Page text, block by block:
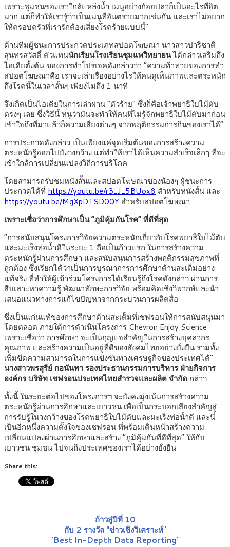
เพราะชุมชนของเราใกล้แหล่งน้ำ เมนูอย่างก้อยปลาก็เป็นอะไรที่ฮิต
มาก แต่ก็ทำให้เรารู้ว่าเป็นเมนูที่อันตรายมากเช่นกัน และเราไม่อยาก
ให้ครอบครัวที่เรารักต้องเสี่ยงโรคร้ายแบบนี้”
ด้านทีมผู้ชนะการประกวดประเภทสปอตโฆษณา นาวสาวปาริชาติ
สุนทรสวัสดิ์ ตัวแทนนักเรียนโรงเรียนชุมแพวิทยายนได้กล่าวเสริมถึง
ไอเดียตั้งต้น ของการทำโปรเจคดังกล่าวว่า “ความท้าทายของการทำ
สปอตโฆษณาคือ เราจะเล่าเรื่องอย่างไรให้คนดูเห็นภาพและตระหนัก
ถึงโรคนี้ในเวลาสั้นๆ เพียงไม่ถึง 1 นาที
จึงเกิดเป็นไอเดียในการเล่าผ่าน “ตัวร้าย” ซึ่งก็คือเจ้าพยาธิใบไม้ตับ
ตรงๆ เลย ซึ่งวิธีนี้ หนูว่ามันจะทำให้คนที่ไม่รู้จักพยาธิใบไม้ตับมาก่อน
เข้าใจถึงที่มาแล้วก็ความเสี่ยงต่างๆ จากพฤติกรรมการกินของเราได้”
การประกวดดังกล่าว เป็นเพียงแค่จุดเริ่มต้นของการสร้างความ
ตระหนักรู้ออกไปยังวงกว้าง แต่ทำให้เราได้เห็นความสำเร็จเล็กๆ ที่จะ
เข้าใกล้การเปลี่ยนแปลงวิถีการบริโภค
โดยสามารถรับชมหนังสั้นและสปอตโฆษณาของน้องๆ ผู้ชนะการ
ประกวดได้ที่ https://youtu.be/r3_J_5BUox8 สำหรับหนังสั้น และ
https://youtu.be/MgXpDTSD00Y สำหรับสปอตโฆษณา
เพราะเชื่อว่าการศึกษาเป็น “ภูมิคุ้มกันโรค” ที่ดีที่สุด
“การสนับสนุนโครงการวิจัยความตระหนักเกี่ยวกับโรคพยาธิใบไม้ตับ
และมะเร็งท่อน้ำดีในระยะ 1 ถือเป็นก้าวแรก ในการสร้างความ
ตระหนักรู้ผ่านการศึกษา และสนับสนุนการสร้างพฤติกรรมสุขภาพที่
ถูกต้อง ซึ่งเรียกได้ว่าเป็นการบูรณาการการศึกษาด้านสะเต็มอย่าง
แท้จริง ที่ทำให้ผู้เข้าร่วมโครงการได้เรียนรู้ถึงโรคดังกล่าว ผ่านการ
สืบเสาะหาความรู้ พัฒนาทักษะการวิจัย พร้อมคิดเชิงวิพากษ์และนำ
เสนอแนวทางการแก้ไขปัญหาจากกระบวนการผลิตสื่อ
ซึ่งเป็นแก่นแท้ของการศึกษาด้านสะเต็มที่เชฟรอนให้การสนับสนุนมา
โดยตลอด ภายใต้การดำเนินโครงการ Chevron Enjoy Science
เพราะเชื่อว่า การศึกษา จะเป็นกุญแจสำคัญในการสร้างบุคลากร
คุณภาพ และสร้างความเป็นอยู่ที่ดีของสังคมไทยอย่างยั่งยืน รวมทั้ง
เพิ่มขีดความสามารถในการแข่งขันทางเศรษฐกิจของประเทศได้”
นางสาวพรสุรีย์ กอนันทา รองประธานกรรมการบริหาร ฝ่ายกิจการ
องค์กร บริษัท เชฟรอนประเทศไทยสำรวจและผลิต จำกัด กล่าว
ทั้งนี้ ในระยะต่อไปของโครงการฯ จะยังคงมุ่งเน้นการสร้างความ
ตระหนักรู้ผ่านการศึกษาและเยาวชน เพื่อเป็นกระบอกเสียงสำคัญสู่
การรับรู้ในวงกว้างของโรคพยาธิใบไม้ตับและมะเร็งท่อน้ำดี และนี่
เป็นอีกหนึ่งความตั้งใจของเชฟรอน ที่พร้อมเดินหน้าสร้างความ
เปลี่ยนแปลงผ่านการศึกษาและสร้าง “ภูมิคุ้มกันที่ดีที่สุด” ให้กับ
เยาวชน ชุมชน ไปจนถึงประเทศของเราได้อย่างยั่งยืน
Share this:
ก้าวสู่ปีที่ 10
กับ 2 รางวัล "ข่าวเชิงวิเคราะห์"
"Best In-Depth Data Reporting"